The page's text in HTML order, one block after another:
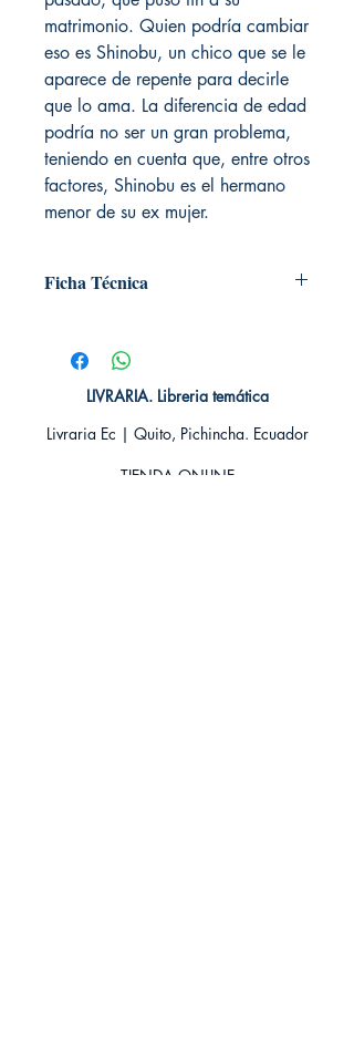
matrimonio. Quien podría cambiar
eso es Shinobu, un chico que se le
aparece de repente para decirle
que lo ama. La diferencia de edad
podría no ser un gran problema,
teniendo en cuenta que, entre otros
factores, Shinobu es el hermano
menor de su ex mujer.
Ficha Técnica
Editorial: IVREA
Idioma: Castellano
Encuadernación: Tapa blanda
Categoría: YAOI MANGA
LIVRARIA. Libreria temática
Livraria Ec | Quito, Pichincha. Ecuador
TIENDA ONLINE​